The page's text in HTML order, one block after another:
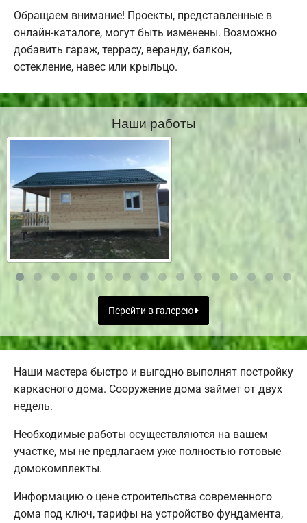
Обращаем внимание! Проекты, представленные в
онлайн-каталоге, могут быть изменены. Возможно
добавить гараж, террасу, веранду, балкон,
остекление, навес или крыльцо.
Наши работы
Перейти в галерею
Наши мастера быстро и выгодно выполнят постройку
каркасного дома. Сооружение дома займет от двух
недель.
Необходимые работы осуществляются на вашем
участке, мы не предлагаем уже полностью готовые
домокомплекты.
Информацию о цене строительства современного
дома под ключ, тарифы на устройство фундамента,